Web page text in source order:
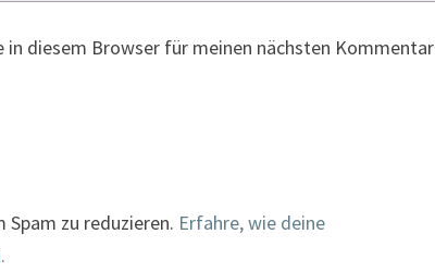
in diesem Browser für meinen nächsten Kommentar
zu reduzieren. Erfahre, wie deine